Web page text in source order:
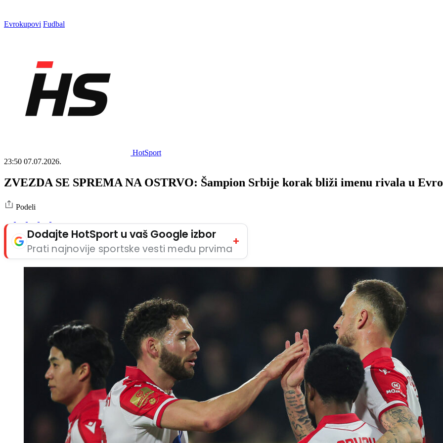
Evrokupovi Fudbal
HotSport
23:50 07.07.2026.
ZVEZDA SE SPREMA NA OSTRVO: Šampion Srbije korak bliži imenu rivala u
Podeli
Dodajte HotSport u vaš Google izbor
Prati najnovije sportske vesti među prvima
+